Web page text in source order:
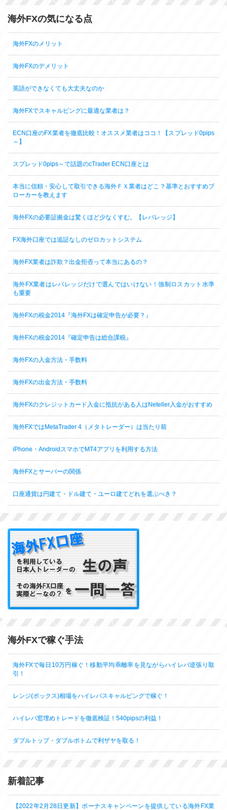
海外FXの気になる点
海外FXのメリット
海外FXのデメリット
英語ができなくても大丈夫なのか
海外FXでスキャルピングに最適な業者は？
ECN口座のFX業者を徹底比較！オススメ業者はココ！【スプレッド0pips
～】
スプレッド0pips～で話題のcTrader ECN口座とは
本当に信頼・安心して取引できる海外ＦＸ業者はどこ？基準とおすすめブ
ローカーを教えます
海外FXの必要証拠金は驚くほど少なくすむ。【レバレッジ】
FX海外口座では追証なしのゼロカットシステム
海外FX業者は詐欺？出金拒否って本当にあるの？
海外FX業者はレバレッジだけで選んではいけない！強制ロスカット水準
も重要
海外FXの税金2014『海外FXは確定申告が必要？』
海外FXの税金2014『確定申告は総合課税』
海外FXの入金方法・手数料
海外FXの出金方法・手数料
海外FXのクレジットカード入金に抵抗がある人はNeteller入金がおすすめ
海外FXではMetaTrader 4（メタトレーダー）は当たり前
iPhone・AndroidスマホでMT4アプリを利用する方法
海外FXとサーバーの関係
口座通貨は円建て・ドル建て・ユーロ建てどれを選ぶべき？
海外FXで稼ぐ手法
海外FXで毎日10万円稼ぐ！移動平均乖離率を見ながらハイレバ逆張り取
引！
レンジ(ボックス)相場をハイレバスキャルピングで稼ぐ！
ハイレバ窓埋めトレードを徹底検証！540pipsの利益！
ダブルトップ・ダブルボトムで利ザヤを取る！
新着記事
【2022年2月28日更新】ボーナスキャンペーンを提供している海外FX業